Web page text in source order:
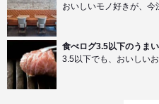
おいしいモノ好きが、今
食べログ3.5以下のうま
3.5以下でも、おいしい